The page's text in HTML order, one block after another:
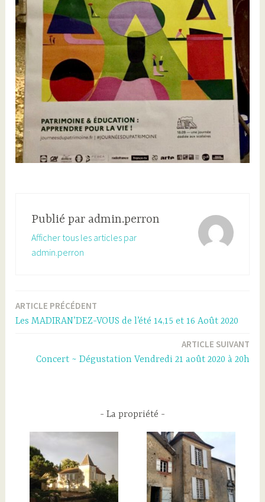
Publié par admin.perron
Afficher tous les articles par
admin.perron
Navigation
ARTICLE PRÉCÉDENT
Les MADIRAN’DEZ-VOUS de l’été 14,15 et 16 Août 2020
ARTICLE SUIVANT
Concert ~ Dégustation Vendredi 21 août 2020 à 20h
La propriété